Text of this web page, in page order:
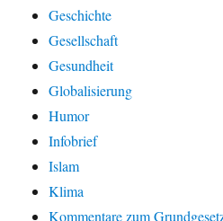
Geschichte
Gesellschaft
Gesundheit
Globalisierung
Humor
Infobrief
Islam
Klima
Kommentare zum